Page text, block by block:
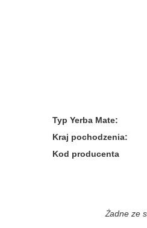
Typ Yerba Mate:
Kraj pochodzenia:
Kod producenta
Żadne ze